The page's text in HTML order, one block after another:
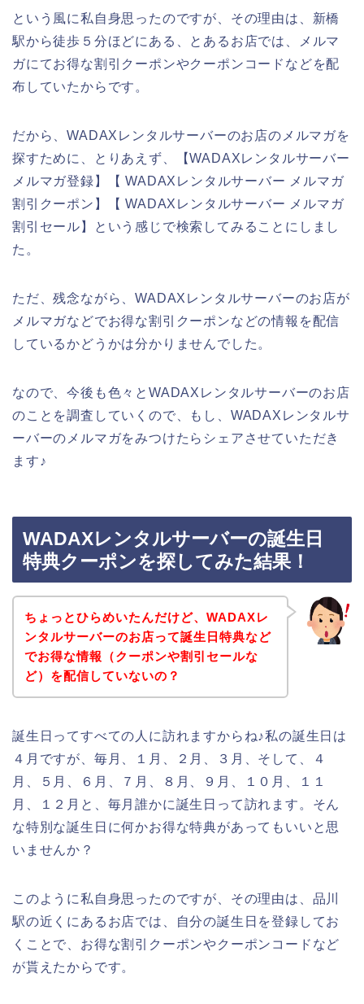
という風に私自身思ったのですが、その理由は、新橋
駅から徒歩５分ほどにある、とあるお店では、メルマ
ガにてお得な割引クーポンやクーポンコードなどを配
布していたからです。
だから、WADAXレンタルサーバーのお店のメルマガを
探すために、とりあえず、【WADAXレンタルサーバー
メルマガ登録】【 WADAXレンタルサーバー メルマガ
割引クーポン】【 WADAXレンタルサーバー メルマガ
割引セール】という感じで検索してみることにしまし
た。
ただ、残念ながら、WADAXレンタルサーバーのお店が
メルマガなどでお得な割引クーポンなどの情報を配信
しているかどうかは分かりませんでした。
なので、今後も色々とWADAXレンタルサーバーのお店
のことを調査していくので、もし、WADAXレンタルサ
ーバーのメルマガをみつけたらシェアさせていただき
ます♪
WADAXレンタルサーバーの誕生日
特典クーポンを探してみた結果！
ちょっとひらめいたんだけど、WADAXレ
ンタルサーバーのお店って誕生日特典など
でお得な情報（クーポンや割引セールな
ど）を配信していないの？
誕生日ってすべての人に訪れますからね♪私の誕生日は
４月ですが、毎月、１月、２月、３月、そして、４
月、５月、６月、７月、８月、９月、１０月、１１
月、１２月と、毎月誰かに誕生日って訪れます。そん
な特別な誕生日に何かお得な特典があってもいいと思
いませんか？
このように私自身思ったのですが、その理由は、品川
駅の近くにあるお店では、自分の誕生日を登録してお
くことで、お得な割引クーポンやクーポンコードなど
が貰えたからです。